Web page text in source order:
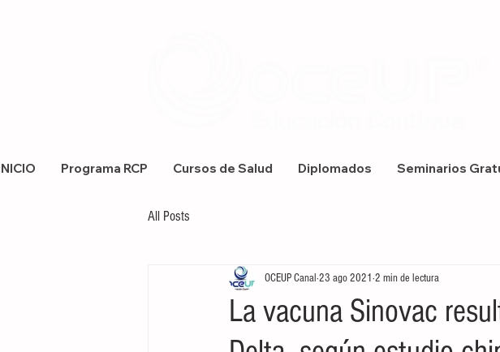
Programa RCP Cursos de Salud Diplomados Seminarios
All Posts
La vacuna Sinovac
OCEUP Canal 23 ago 2021 2 min de lectura